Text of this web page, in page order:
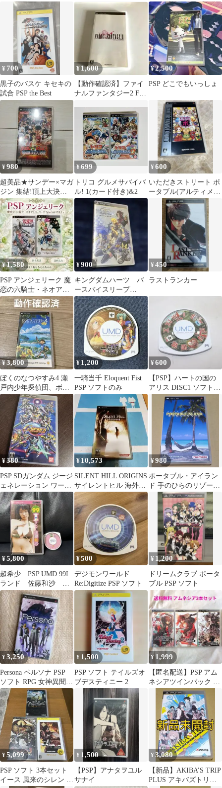
トロニック・アーツ
（株）
付属品完品
¥ 700
黒子のバスケ キセキの
試合 PSP the Best
¥ 1,600
【動作確認済】ファイ
ナルファンタジー2 FF2
¥2,500
PSP どこでもいっしょ
¥980
超美品★サンデー×マガ
ジン 集結!頂上大決戦
★動作確認済み
¥699
トリコ グルメサバイバ
ル! 1(カード付き)&2
¥600
いただきストリート ポ
ータブル(アルティメッ
トヒッツ版) 送料込‼️
¥1,580
PSP アンジェリーク 魔
恋の六騎士・ネオアン
ジェリーク 乙女ゲーム
2本セット
¥900
キングダムハーツ バ
ースバイスリープ
FINAL MIX
¥450
ラストランカー
¥3,800
ぼくのなつやすみ4 瀬
戸内少年探偵団、ボク
と秘密の地図
¥ 1,200
一騎当千 Eloquent Fist
PSP ソフトのみ
¥600
【PSP】ハートの国の
アリス DISC1 ソフトの
¥380
PSP SDガンダム ジージ
ェネレーション ワール
ド
¥ 10,573
SILENT HILL ORIGINS
サイレントヒル 海外
版? 外国版 北米版
¥980
ポータブル・アイラン
ド 手のひらのリゾート
PSP
¥5,800
超希少 PSP UMD 99I
ランド 佐藤和沙 中
古良品
¥500
デジモンワールド
Re:Digitize PSP ソフト
¥ 1,200
ドリームクラブ ポータ
ブル PSP ソフト
¥3,250
Persona ペルソナ PSP
ソフト RPG 女神異聞録
リメイク レトロ
¥ 1,500
PSP ソフト テイルズオ
ブデスティニー 2
¥1,999
【匿名配送】PSP アム
ネシアツインパック &
アムネシアクラウド 恋
愛 ADV
¥5,099
PSP ソフト 3本セット
イース 風来のシレン 天
¥ 1,500
【PSP】アナタヲユル
サナイ
¥3,080
【新品】AKIBA’S TRIP
PLUS アキバズトリッ